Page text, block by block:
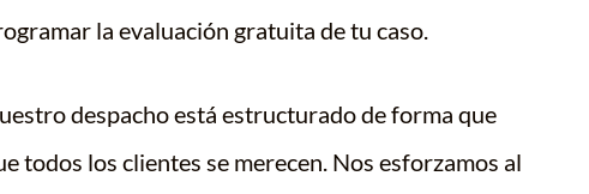
la evaluación gratuita de tu caso.
despacho está estructurado de forma que
todos los clientes se merecen. Nos esforzamos al